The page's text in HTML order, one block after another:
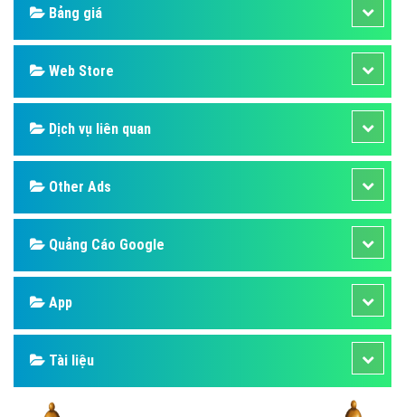
Bảng giá
Web Store
Dịch vụ liên quan
Other Ads
Quảng Cáo Google
App
Tài liệu